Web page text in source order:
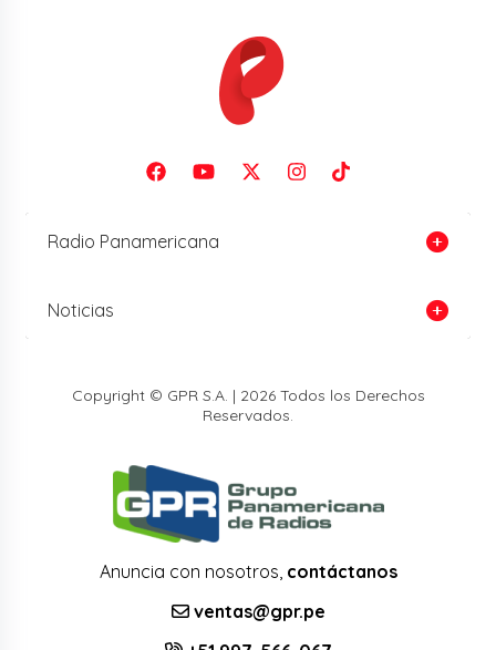
Radio Panamericana
Noticias
Copyright © GPR S.A. | 2026 Todos los Derechos
Reservados.
Anuncia con nosotros, contáctanos
ventas@gpr.pe